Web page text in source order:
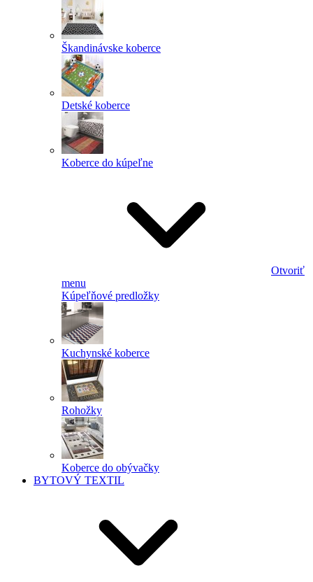
Škandinávske koberce
Detské koberce
Koberce do kúpeľne
Otvoriť
menu
Kúpeľňové predložky
Kuchynské koberce
Rohožky
Koberce do obývačky
BYTOVÝ TEXTIL